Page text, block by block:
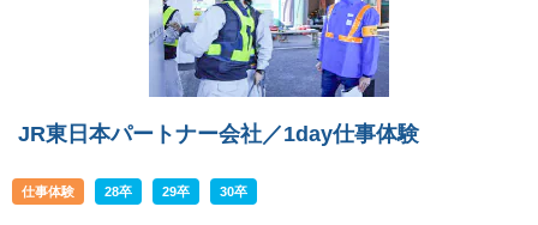
JR東日本パートナー会社／1day仕事体験
仕事体験 28卒 29卒 30卒